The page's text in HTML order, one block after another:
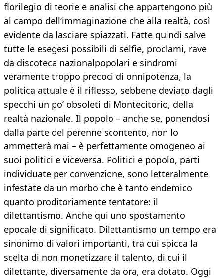
florilegio di teorie e analisi che appartengono più
al campo dell’immaginazione che alla realtà, così
evidente da lasciare spiazzati. Fatte quindi salve
tutte le esegesi possibili di selfie, proclami, rave
da discoteca nazionalpopolari e sindromi
veramente troppo precoci di onnipotenza, la
politica attuale è il riflesso, sebbene deviato dagli
specchi un po’ obsoleti di Montecitorio, della
realtà nazionale. Il popolo – anche se, ponendosi
dalla parte del perenne scontento, non lo
ammetterà mai – è perfettamente omogeneo ai
suoi politici e viceversa. Politici e popolo, parti
individuate per convenzione, sono letteralmente
infestate da un morbo che è tanto endemico
quanto proditoriamente tentatore: il
dilettantismo. Anche qui uno spostamento
epocale di significato. Dilettantismo un tempo era
sinonimo di valori importanti, tra cui spicca la
scelta di non monetizzare il talento, di cui il
dilettante, diversamente da ora, era dotato. Oggi